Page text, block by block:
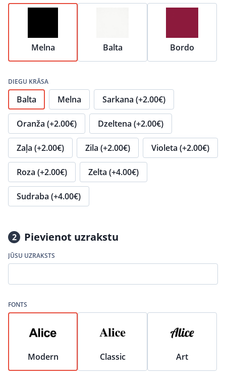
Melna Balta Bordo
DIEGU KRĀSA
Balta Melna Sarkana (+2.00€)
Oranža (+2.00€) Dzeltena (+2.00€)
Zaļa (+2.00€) Zila (+2.00€) Violeta (+2.00€)
Roza (+2.00€) Zelta (+4.00€)
Sudraba (+4.00€)
2 Pievienot uzrakstu
JŪSU UZRAKSTS
FONTS
Modern Classic Art